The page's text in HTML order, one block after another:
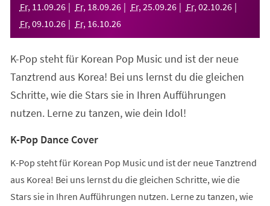
Fr, 11 .09.26 Fr, 18.09.26 Fr, 25.09.26 Fr, 02.10.26
Fr, 09.10.26 Fr, 16.10.26
K-Pop steht für Korean Pop Music und ist der neue
Tanztrend aus Korea! Bei uns lernst du die gleichen
Schritte, wie die Stars sie in Ihren Aufführungen
nutzen. Lerne zu tanzen, wie dein Idol!
K-Pop Dance Cover
K-Pop steht für Korean Pop Music und ist der neue Tanztrend
aus Korea! Bei uns lernst du die gleichen Schritte, wie die
Stars sie in Ihren Aufführungen nutzen. Lerne zu tanzen, wie